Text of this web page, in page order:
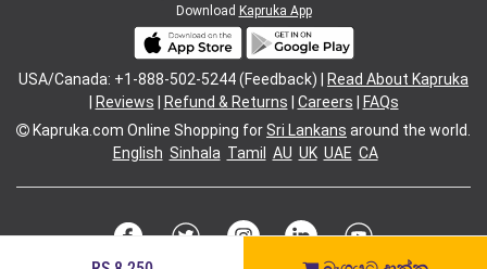
Download Kapruka App
USA/Canada: +1-888-502-5244 (Feedback) |
Read About Kapruka
Reviews Refund & Returns Careers
FAQs
Kapruka.com Online Shopping forSri Lankans around the world.
English Sinhala Tamil AU UK UAE CA